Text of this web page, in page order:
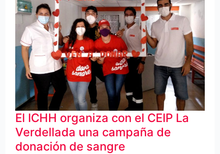
El ICHH organiza con el CEIP La
Verdellada una campaña de
donación de sangre
organiza
con
el
CEIP
La
Verdellada
una
campaña
de